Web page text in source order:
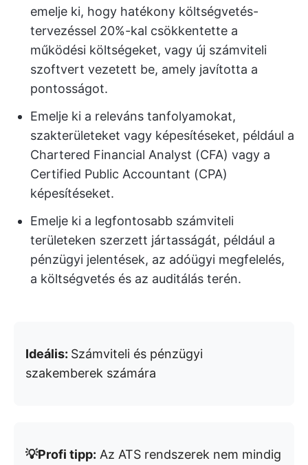
emelje ki, hogy hatékony költségvetés-
tervezéssel 20%-kal csökkentette a
működési költségeket, vagy új számviteli
szoftvert vezetett be, amely javította a
pontosságot.
Emelje ki a releváns tanfolyamokat,
szakterületeket vagy képesítéseket, például a
Chartered Financial Analyst (CFA) vagy a
Certified Public Accountant (CPA)
képesítéseket.
Emelje ki a legfontosabb számviteli
területeken szerzett jártasságát, például a
pénzügyi jelentések, az adóügyi megfelelés,
a költségvetés és az auditálás terén.
Ideális: Számviteli és pénzügyi
szakemberek számára
💡Profi tipp: Az ATS rendszerek nem mindig